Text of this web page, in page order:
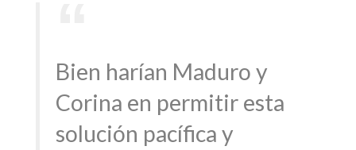
Bien harían Maduro y
Corina en permitir esta
solución pacífica y